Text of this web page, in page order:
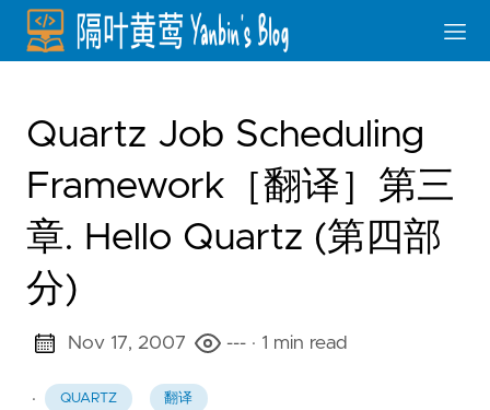
Quartz Job Scheduling
Framework［翻译］第三
章. Hello Quartz (第四部
分)
Nov 17, 2007 --- · 1 min read
· QUARTZ 翻译